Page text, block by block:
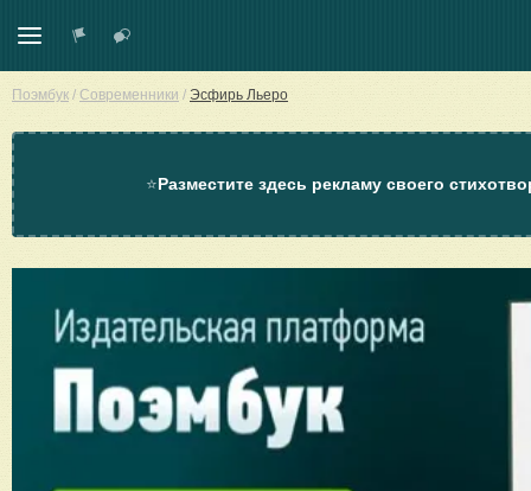
Поэмбук / Современники / Эсфирь Льеро
⭐Разместите здесь рекламу своего